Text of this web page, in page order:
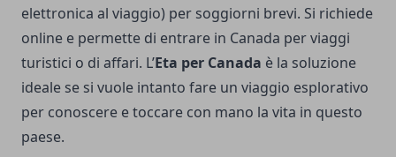
elettronica al viaggio) per soggiorni brevi. Si richiede
online e permette di entrare in Canada per viaggi
turistici o di affari. L’Eta per Canada è la soluzione
ideale se si vuole intanto fare un viaggio esplorativo
per conoscere e toccare con mano la vita in questo
paese.